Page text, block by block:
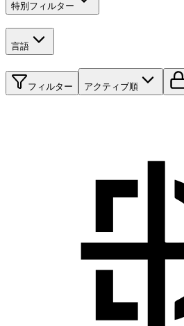
特別フィルター
言語
フィルター アクティブ順